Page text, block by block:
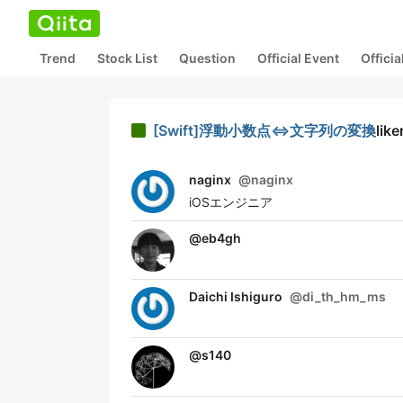
Trend Stock List Question Official Event
[Swift]浮動小数点⇔文字列の変換
naginx @naginx
iOSエンジニア
@eb4gh
Daichi Ishiguro @di_th_hm_ms
@s140